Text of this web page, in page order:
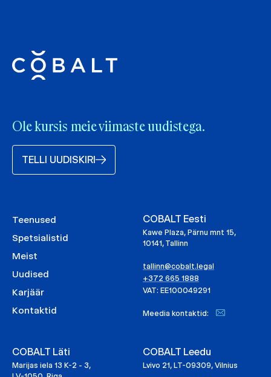
Ole kursis meie viimaste uudistega.
TELLI UUDISKIRI
Teenused
Spetsialistid
Meist
Uudised
Karjäär
Kontaktid
COBALT Eesti
Kawe Plaza, Pärnu mnt 15,
10141, Tallinn
tallinn@cobalt.legal
+372 665 1888
VAT: EE100049291
Meedia kontaktid:
COBALT Läti
Marijas iela 13 K-2 - 3,
COBALT Leedu
Lvivo 21, LT-09309, Vilnius